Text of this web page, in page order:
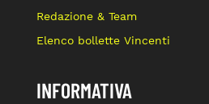
Redazione & Team
Elenco bollette Vincenti
INFORMATIVA